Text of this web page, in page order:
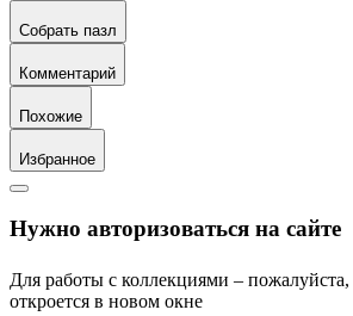
Собрать пазл
Комментарий
Похожие
Избранное
Нужно авторизоваться на сайте
Для работы с коллекциями – пожалуйста,
откроется в новом окне